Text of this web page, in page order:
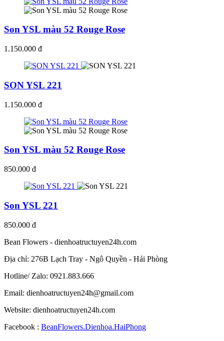
Son YSL màu 52 Rouge Rose
1.150.000 đ
SON YSL 221
1.150.000 đ
Son YSL màu 52 Rouge Rose
850.000 đ
Son YSL 221
850.000 đ
Bean Flowers - dienhoatructuyen24h.com
Địa chỉ: 276B Lạch Tray - Ngô Quyền - Hải Phòng
Hotline/ Zalo: 0921.883.666
Email: dienhoatructuyen24h@gmail.com
Website: dienhoatructuyen24h.com
Facebook : BeanFlowers.Dienhoa.HaiPhong